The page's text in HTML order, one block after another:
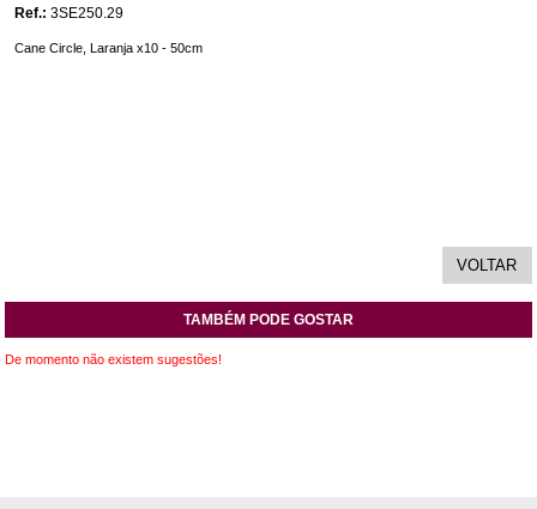
Ref.: 3SE250.29
Cane Circle, Laranja x10 - 50cm
TAMBÉM PODE GOSTAR
De momento não existem sugestões!